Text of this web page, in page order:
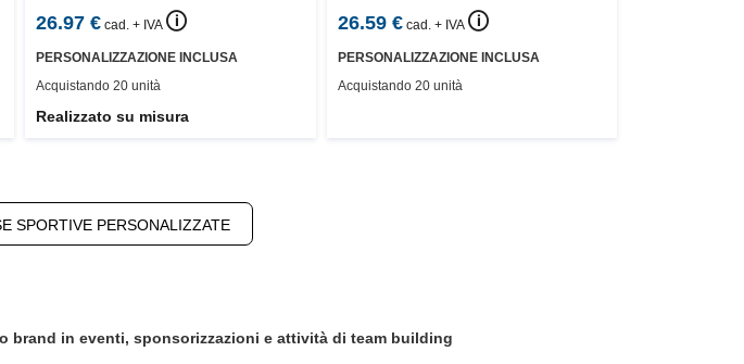
26.97 € cad. + IVA 🛈
PERSONALIZZAZIONE INCLUSA
Acquistando 20 unità
Realizzato su misura
26.59€ cad. + IVA 🛈
PERSONALIZZAZIONE INCLUSA
Acquistando 20 unità
SPORTIVE PERSONALIZZATE
brand in eventi, sponsorizzazioni e attività di team building